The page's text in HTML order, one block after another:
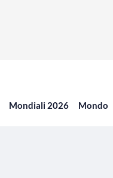
Mondiali 2026 Mondo